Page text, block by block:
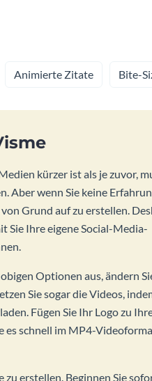
Animierte Zitate Bite-
kürzer ist als je zuvor,
Aber wenn Sie keine
Grund auf zu erstellen.
Sie Ihre eigene Social-Media-
Optionen aus, ändern
Sie sogar die Videos,
Fügen Sie Ihr Logo zu
es schnell im MP4-
zu erstellen. Beginnen Sie